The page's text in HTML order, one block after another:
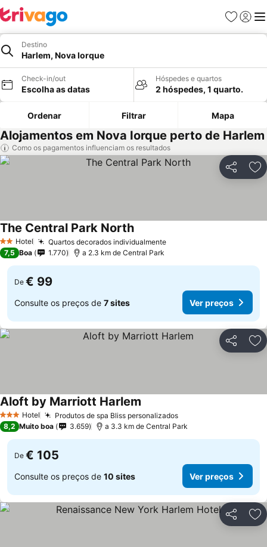
Favoritos
Iniciar
Destino
Harlem, Nova Iorque
Check-in/out
Escolha as datas
Hóspedes e quartos
2 hóspedes, 1 quarto.
Ordenar Filtrar Mapa
Alojamentos em Nova Iorque perto de Harlem
Como os pagamentos influenciam os resultados
Partilhar
2 Estrelas
Hotel Quartos decorados individualmente
The Central Park North
7,5 Boa 1.770 a 2.3 km de Central Park
De € 99
Consulte os preços de 7 sites Ver preços
Partilhar
3 EstrelasHotel Produtos de spa Bliss personalizados
Aloft by Marriott Harlem
8,2 Muito boa 3.659 a 3.3 km de Central Park
De € 105
Consulte os preços de 10 sites Ver preços
Partilhar